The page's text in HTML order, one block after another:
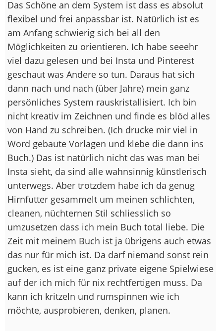
Das Schöne an dem System ist dass es absolut
flexibel und frei anpassbar ist. Natürlich ist es
am Anfang schwierig sich bei all den
Möglichkeiten zu orientieren. Ich habe seeehr
viel dazu gelesen und bei Insta und Pinterest
geschaut was Andere so tun. Daraus hat sich
dann nach und nach (über Jahre) mein ganz
persönliches System rauskristallisiert. Ich bin
nicht kreativ im Zeichnen und finde es blöd alles
von Hand zu schreiben. (Ich drucke mir viel in
Word gebaute Vorlagen und klebe die dann ins
Buch.) Das ist natürlich nicht das was man bei
Insta sieht, da sind alle wahnsinnig künstlerisch
unterwegs. Aber trotzdem habe ich da genug
Hirnfutter gesammelt um meinen schlichten,
cleanen, nüchternen Stil schliesslich so
umzusetzen dass ich mein Buch total liebe. Die
Zeit mit meinem Buch ist ja übrigens auch etwas
das nur für mich ist. Da darf niemand sonst rein
gucken, es ist eine ganz private eigene Spielwiese
auf der ich mich für nix rechtfertigen muss. Da
kann ich kritzeln und rumspinnen wie ich
möchte, ausprobieren, denken, planen.